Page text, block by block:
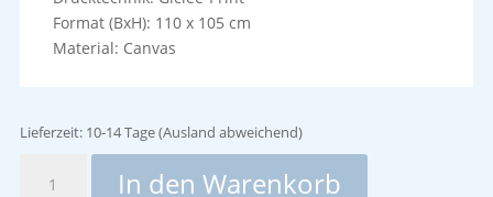
Format (BxH): 110 x 105 cm
Material: Canvas
Lieferzeit: 10-14 Tage (Ausland abweichend)
Hour
In den Warenkorb